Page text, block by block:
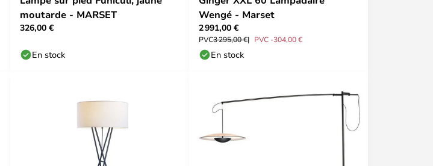
moutarde - MARSET
326,00 €
En stock
Wengé - Marset
2 991,00 €
PVC3 295,00 € PVC -304,00 €
En stock